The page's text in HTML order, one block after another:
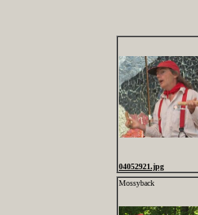
04052921.jpg
Mossyback